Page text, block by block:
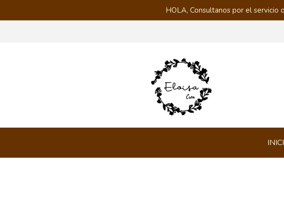
HOLA, Consultanos por el servicio